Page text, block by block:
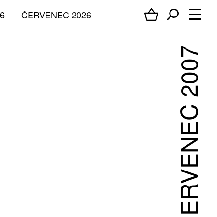
ČERVENEC 2026
ČERVENEC 2007